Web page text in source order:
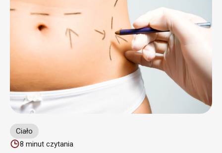
Ciało
8 minut czytania